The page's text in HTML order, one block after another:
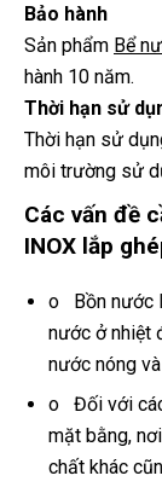
Bảo hành
Sản phẩm Bể
hành 10 năm.
Thời hạn sử
Thời hạn sử
môi trường sử
Các vấn đề
INOX lắp
o Bồn nước
nước ở nhiệt
nước nóng
o Đối với các
mặt bằng,
chất khác